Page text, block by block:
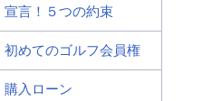
宣言！５つの約束
初めてのゴルフ会員権
購入ローン